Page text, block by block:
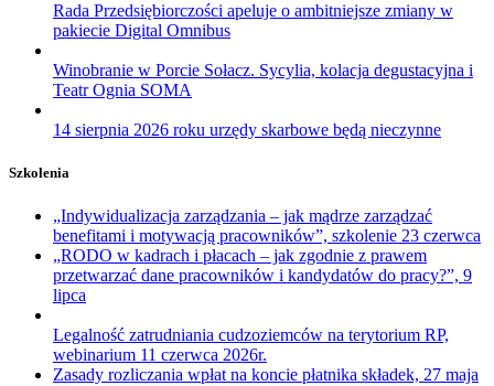
Rada Przedsiębiorczości apeluje o ambitniejsze zmiany w
pakiecie Digital Omnibus
Winobranie w Porcie Sołacz. Sycylia, kolacja degustacyjna i
Teatr Ognia SOMA
14 sierpnia 2026 roku urzędy skarbowe będą nieczynne
Szkolenia
„Indywidualizacja zarządzania – jak mądrze zarządzać
benefitami i motywacją pracowników”, szkolenie 23 czerwca
„RODO w kadrach i płacach – jak zgodnie z prawem
przetwarzać dane pracowników i kandydatów do pracy?”, 9
lipca
Legalność zatrudniania cudzoziemców na terytorium RP,
webinarium 11 czerwca 2026r.
Zasady rozliczania wpłat na koncie płatnika składek, 27 maja